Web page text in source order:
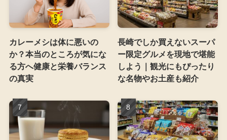
カレーメシは体に悪いの
か？本当のところが気にな
る方へ健康と栄養バランス
の真実
長崎でしか買えないスーパ
ー限定グルメを現地で堪能
しよう｜観光にもぴったり
な名物やお土産も紹介